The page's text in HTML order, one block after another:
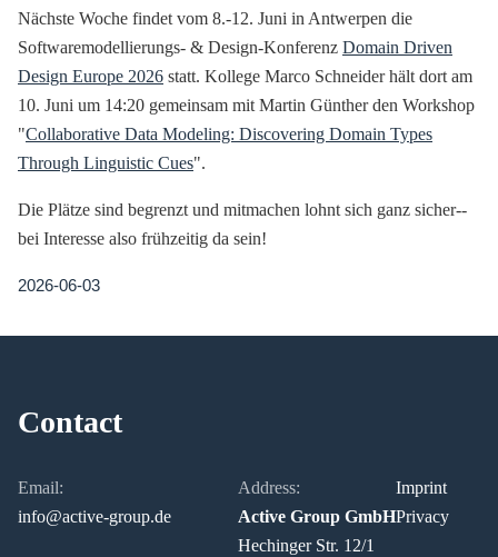
Nächste Woche findet vom 8.-12. Juni in Antwerpen die
Softwaremodellierungs- & Design-Konferenz Domain Driven
Design Europe 2026 statt. Kollege Marco Schneider hält dort am
10. Juni um 14:20 gemeinsam mit Martin Günther den Workshop
"Collaborative Data Modeling: Discovering Domain Types
Through Linguistic Cues".
Die Plätze sind begrenzt und mitmachen lohnt sich ganz sicher--
bei Interesse also frühzeitig da sein!
2026-06-03
Contact
Email:
info@active-group.de
Address:
Active Group GmbH
Hechinger Str. 12/1
Imprint
Privacy